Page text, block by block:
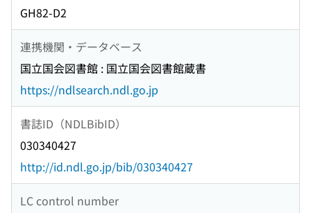
GH82-D2
連携機関・データベース
国立国会図書館 : 国立国会図書館蔵書
https://ndlsearch.ndl.go.jp
書誌ID（NDLBibID）
030340427
http://id.ndl.go.jp/bib/030340427
LC control number